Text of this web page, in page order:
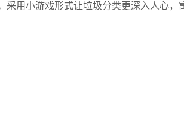
用小游戏形式让垃圾分类更深入人心，